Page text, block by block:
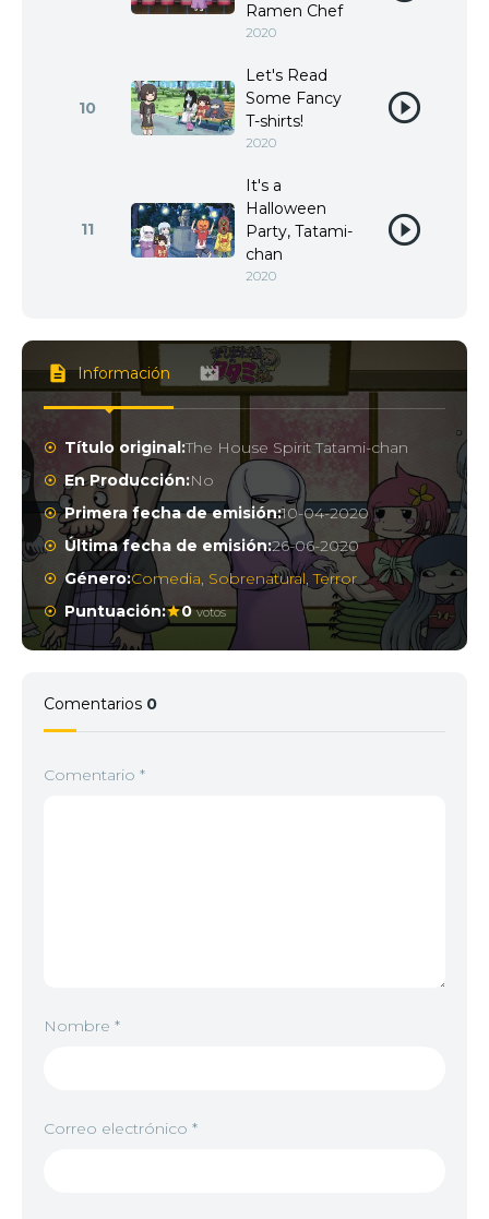
Ramen Chef
2020
10
Let's Read
Some Fancy
T-shirts!
2020
11
It's a
Halloween
Party, Tatami-
chan
2020
Información
Título original:The House Spirit Tatami-chan
En Producción:No
Primera fecha de emisión:10-04-2020
Última fecha de emisión:26-06-2020
Género:Comedia, Sobrenatural,Terror
Puntuación:
0 votos
Comentarios 0
Comentario *
Nombre *
Correo electrónico *